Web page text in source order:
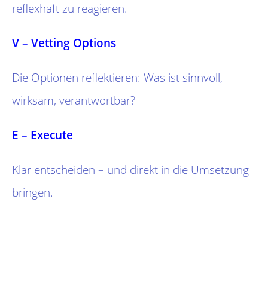
reflexhaft zu reagieren.
V – Vetting Options
Die Optionen reflektieren: Was ist sinnvoll,
wirksam, verantwortbar?
E – Execute
Klar entscheiden – und direkt in die Umsetzung
bringen.